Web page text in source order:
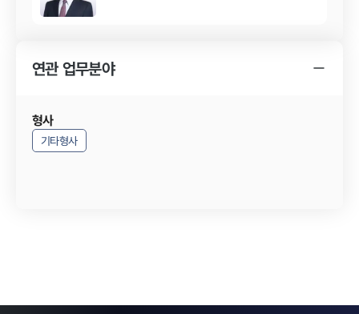
연관 업무분야
형사
기타형사